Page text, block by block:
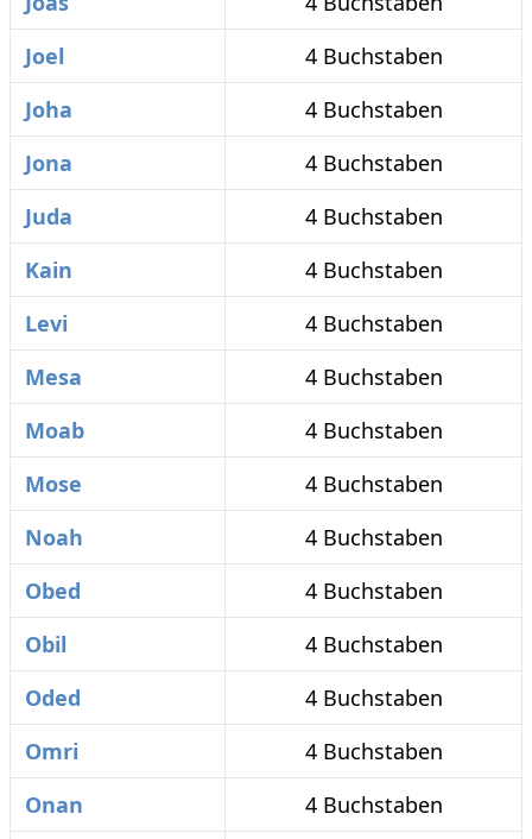
Joel
4 Buchstaben
Joha
4 Buchstaben
Jona
4 Buchstaben
Juda
4 Buchstaben
Kain
4 Buchstaben
Levi
4 Buchstaben
Mesa
4 Buchstaben
Moab
4 Buchstaben
Mose
4 Buchstaben
Noah
4 Buchstaben
Obed
4 Buchstaben
Obil
4 Buchstaben
Oded
4 Buchstaben
Omri
4 Buchstaben
Onan
4 Buchstaben